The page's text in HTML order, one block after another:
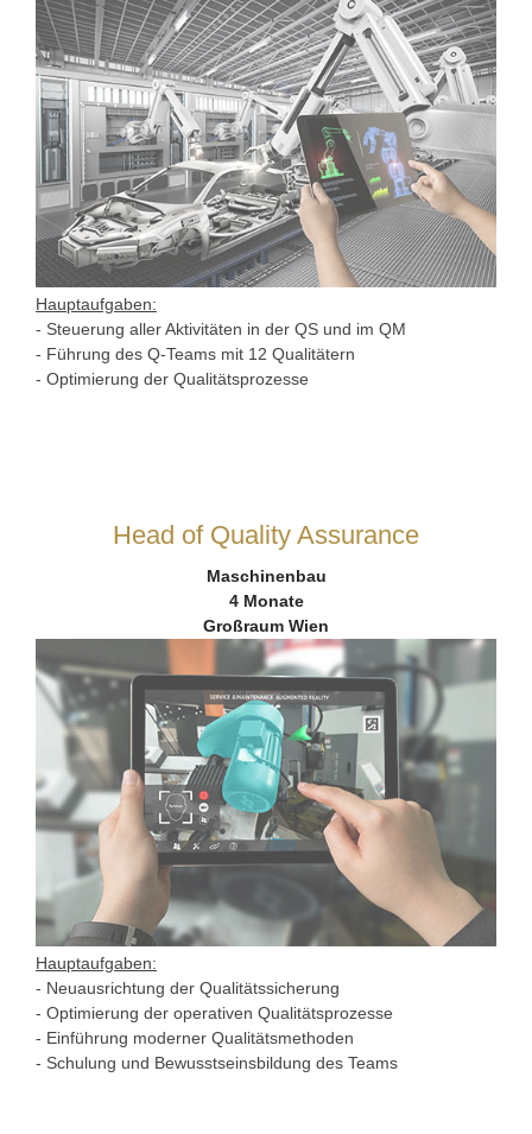
Hauptaufgaben:
- Steuerung aller Aktivitäten in der QS und im QM
- Führung des Q-Teams mit 12 Qualitätern
- Optimierung der Qualitätsprozesse
Head of Quality Assurance
Maschinenbau
4 Monate
Großraum Wien
Hauptaufgaben:
- Neuausrichtung der Qualitätssicherung
- Optimierung der operativen Qualitätsprozesse
- Einführung moderner Qualitätsmethoden
- Schulung und Bewusstseinsbildung des Teams